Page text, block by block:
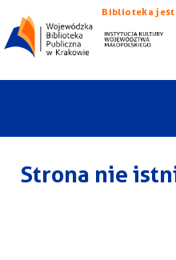
Biblioteka jest
Strona nie